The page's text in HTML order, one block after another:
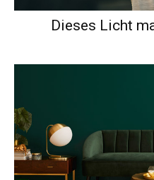
Dieses Licht